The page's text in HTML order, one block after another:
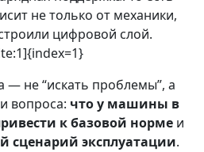
не только от механики,
цифровой слой.
— не “искать проблемы”, а
вопроса: что у машины в
к базовой норме и
сценарий эксплуатации.